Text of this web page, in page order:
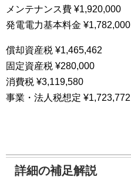
メンテナンス費 ¥1,920,000
発電電力基本料金 ¥1,782,000
償却資産税 ¥1,465,462
固定資産税 ¥280,000
消費税 ¥3,119,580
事業・法人税想定 ¥1,723,772
詳細の補足解説